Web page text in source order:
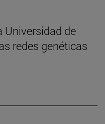
Universidad de
redes genéticas